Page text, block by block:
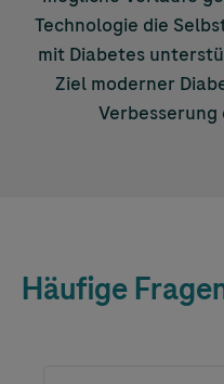
Technologie die
mit Diabetes
Ziel moderner
Häufige